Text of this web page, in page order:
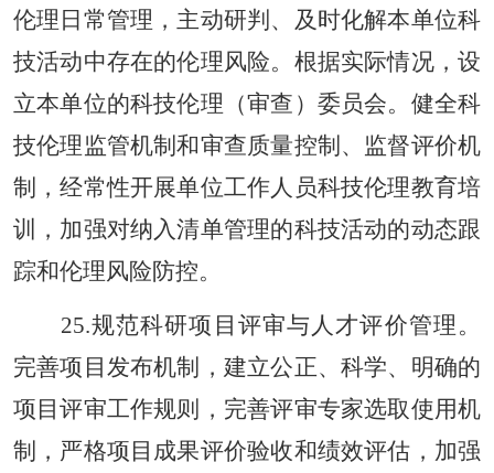
伦理日常管理，主动研判、及时化解本单位科
技活动中存在的伦理风险。根据实际情况，设
立本单位的科技伦理（审查）委员会。健全科
技伦理监管机制和审查质量控制、监督评价机
制，经常性开展单位工作人员科技伦理教育培
训，加强对纳入清单管理的科技活动的动态跟
踪和伦理风险防控。
25.规范科研项目评审与人才评价管理。
完善项目发布机制，建立公正、科学、明确的
项目评审工作规则，完善评审专家选取使用机
制，严格项目成果评价验收和绩效评估，加强